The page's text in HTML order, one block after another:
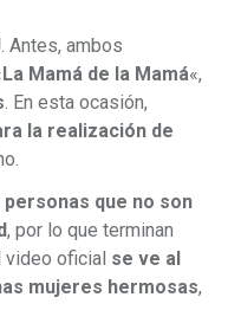
. Antes, ambos
La Mamá de la Mamá«,
. En esta ocasión,
la realización de
que no son
, por lo que terminan
video oficial se ve al
mujeres hermosas,